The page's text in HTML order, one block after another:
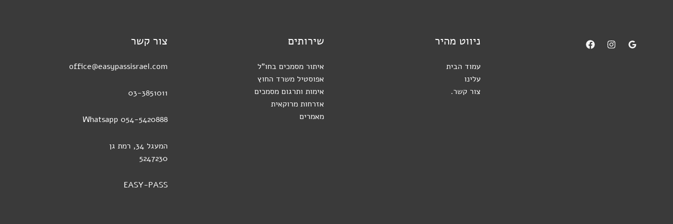
ניווט מהיר
עמוד הבית
עלינו
צור קשר.
שירותים
איתור מסמכים בחו"ל
אפוסטיל משרד החוץ
אימות ותרגום מסמכים
אזרחות מרוקאית
מאמרים
צור קשר
office@easypassisrael.com
03-3851011
054-5420888 Whatsapp
המעגל 34, רמת גן
5247230
EASY-PASS